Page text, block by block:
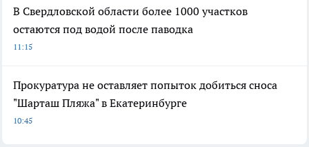
В Свердловской области более 1000 участков
остаются под водой после паводка
11:15
Прокуратура не оставляет попыток добиться сноса
"Шарташ Пляжа" в Екатеринбурге
10:45